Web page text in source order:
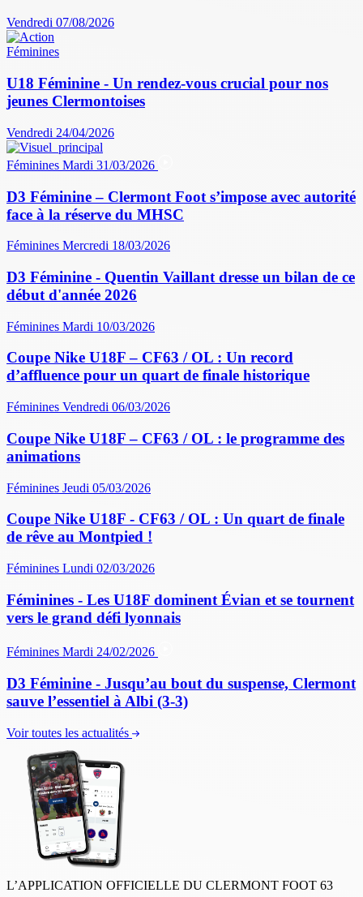
Vendredi 07/08/2026
Féminines
U18 Féminine - Un rendez-vous crucial pour nos
jeunes Clermontoises
Vendredi 24/04/2026
Féminines Mardi 31/03/2026
D3 Féminine – Clermont Foot s’impose avec autorité
face à la réserve du MHSC
Féminines Mercredi 18/03/2026
D3 Féminine - Quentin Vaillant dresse un bilan de ce
début d'année 2026
Féminines Mardi 10/03/2026
Coupe Nike U18F – CF63 / OL : Un record
d’affluence pour un quart de finale historique
Féminines Vendredi 06/03/2026
Coupe Nike U18F – CF63 / OL : le programme des
animations
Féminines Jeudi 05/03/2026
Coupe Nike U18F - CF63 / OL : Un quart de finale
de rêve au Montpied !
Féminines Lundi 02/03/2026
Féminines - Les U18F dominent Évian et se tournent
vers le grand défi lyonnais
Féminines Mardi 24/02/2026
D3 Féminine - Jusqu’au bout du suspense, Clermont
sauve l’essentiel à Albi (3-3)
Voir toutes les actualités
L’APPLICATION OFFICIELLE DU CLERMONT FOOT 63